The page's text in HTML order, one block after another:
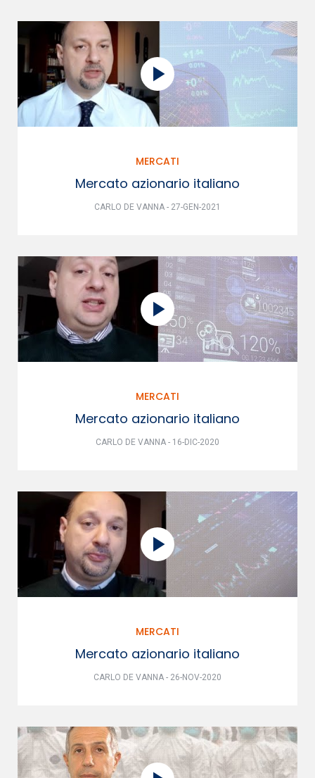
MERCATI
Mercato azionario italiano
CARLO DE VANNA - 27-GEN-2021
MERCATI
Mercato azionario italiano
CARLO DE VANNA - 16-DIC-2020
MERCATI
Mercato azionario italiano
CARLO DE VANNA - 26-NOV-2020